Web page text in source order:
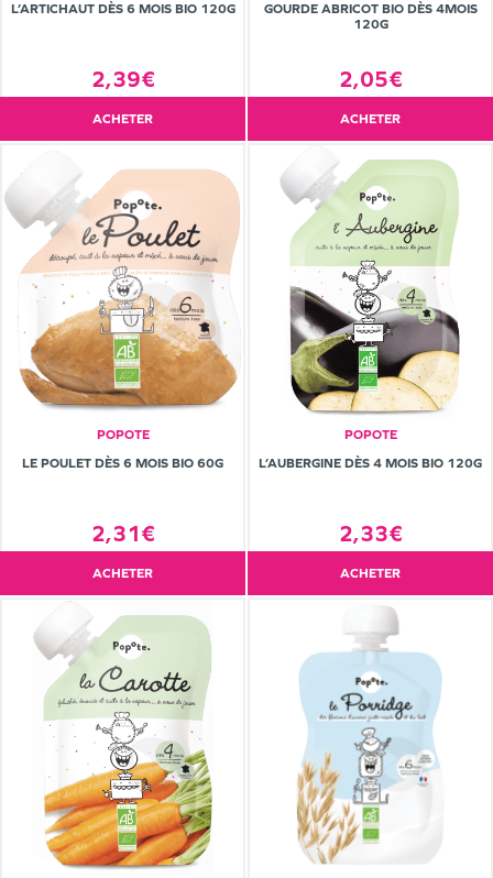
L’ARTICHAUT DÈS 6 MOIS BIO 120G
2,39€
ACHETER
GOURDE ABRICOT BIO DÈS 4MOIS
120G
2,05€
ACHETER
POPOTE
LE POULET DÈS 6 MOIS BIO 60G
2,31€
ACHETER
POPOTE
L’AUBERGINE DÈS 4 MOIS BIO 120G
2,33€
ACHETER